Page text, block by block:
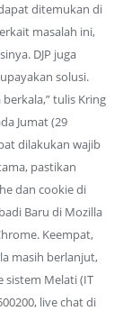
ditemukan di
masalah ini,
DJP juga
solusi.
tulis Kring
Jumat (29
dilakukan wajib
pastikan
dan cookie di
Baru di Mozilla
Keempat,
masih berlanjut,
sistem Melati (IT
live chat di